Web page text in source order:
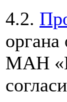
4.2.
МАН